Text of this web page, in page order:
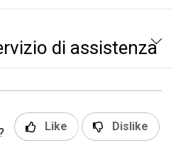
di assistenza
Like Dislike